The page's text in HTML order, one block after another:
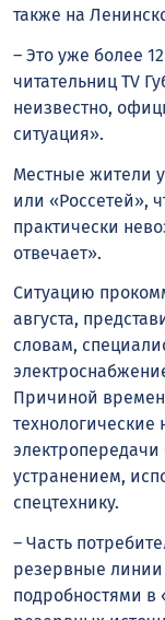
также на
– Это уже более
читательниц TV
неизвестно,
ситуация».
Местные жители
или «Россетей»,
практически
отвечает».
Ситуацию
августа,
словам,
Причиной
электропередачи
устранением,
спецтехнику.
– Часть
резервные линии
подробностями в